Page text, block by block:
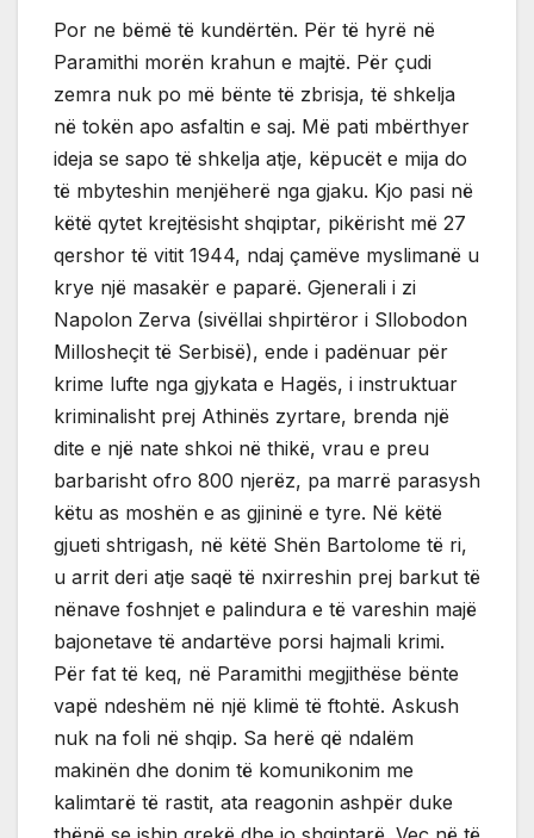
Por ne bëmë të kundërtën. Për të hyrë në
Paramithi morën krahun e majtë. Për çudi
zemra nuk po më bënte të zbrisja, të shkelja
në tokën apo asfaltin e saj. Më pati mbërthyer
ideja se sapo të shkelja atje, këpucët e mija do
të mbyteshin menjëherë nga gjaku. Kjo pasi në
këtë qytet krejtësisht shqiptar, pikërisht më 27
qershor të vitit 1944, ndaj çamëve myslimanë u
krye një masakër e paparë. Gjenerali i zi
Napolon Zerva (sivëllai shpirtëror i Sllobodon
Millosheçit të Serbisë), ende i padënuar për
krime lufte nga gjykata e Hagës, i instruktuar
kriminalisht prej Athinës zyrtare, brenda një
dite e një nate shkoi në thikë, vrau e preu
barbarisht ofro 800 njerëz, pa marrë parasysh
këtu as moshën e as gjininë e tyre. Në këtë
gjueti shtrigash, në këtë Shën Bartolome të ri,
u arrit deri atje saqë të nxirreshin prej barkut të
nënave foshnjet e palindura e të vareshin majë
bajonetave të andartëve porsi hajmali krimi.
Për fat të keq, në Paramithi megjithëse bënte
vapë ndeshëm në një klimë të ftohtë. Askush
nuk na foli në shqip. Sa herë që ndalëm
makinën dhe donim të komunikonim me
kalimtarë të rastit, ata reagonin ashpër duke